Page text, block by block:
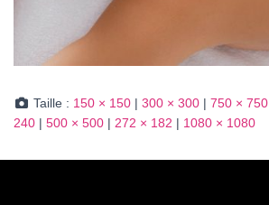
Taille : 150 × 150 | 300 × 300 | 750 × 750
240 | 500 × 500 | 272 × 182 | 1080 × 1080